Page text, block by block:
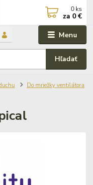
Menu
Hľadať
0 ks
za 0 €
Do mriežky ventilátora